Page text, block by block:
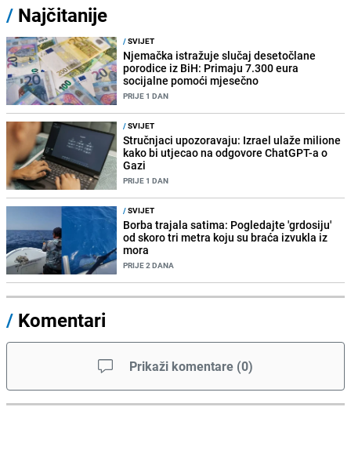
/ Najčitanije
/SVIJET
Njemačka istražuje slučaj desetočlane
porodice iz BiH: Primaju 7.300 eura
socijalne pomoći mjesečno
PRIJE 1 DAN
/SVIJET
Stručnjaci upozoravaju: Izrael ulaže milione
kako bi utjecao na odgovore ChatGPT-a o
Gazi
PRIJE 1 DAN
/SVIJET
Borba trajala satima: Pogledajte 'grdosiju'
od skoro tri metra koju su braća izvukla iz
mora
PRIJE 2 DANA
/ Komentari
Prikaži komentare (0)